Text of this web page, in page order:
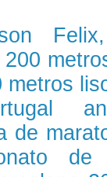
metros
de
de